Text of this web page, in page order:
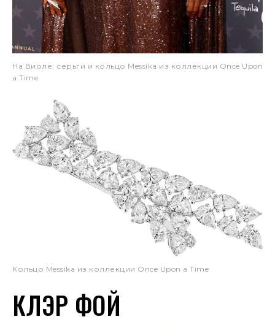
На Виоле: серьги и кольцо Messika из коллекции Once Upon
a Time
Кольцо Messika из коллекции Once Upon a Time
КЛЭР ФОЙ